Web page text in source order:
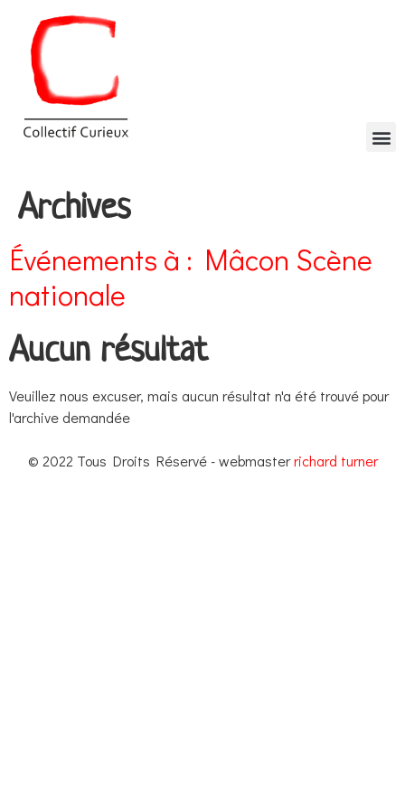
Archives
Événements à : Mâcon Scène
nationale
Aucun résultat
Veuillez nous excuser, mais aucun résultat n'a été trouvé pour
l'archive demandée
© 2022 Tous Droits Réservé - webmasterrichard turner